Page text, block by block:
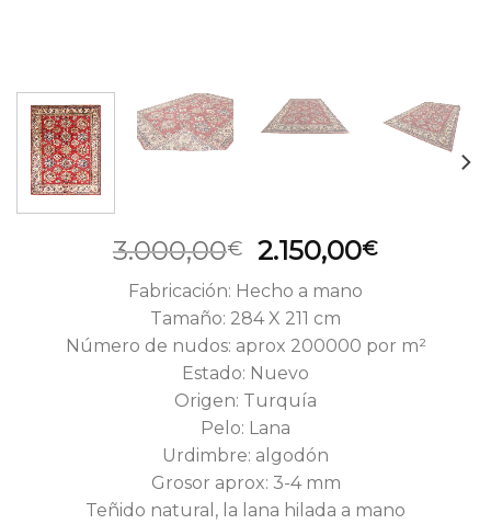
3.000,00€
El
precio
original
era:
3.000,00€.
2.150,00€El
Fabricación: Hecho a mano
Tamaño: 284 X 211 cm
Número de nudos: aprox 200000 por m²
Estado: Nuevo
Origen: Turquía
Pelo: Lana
Urdimbre: algodón
Grosor aprox: 3-4 mm
Teñido natural, la lana hilada a mano